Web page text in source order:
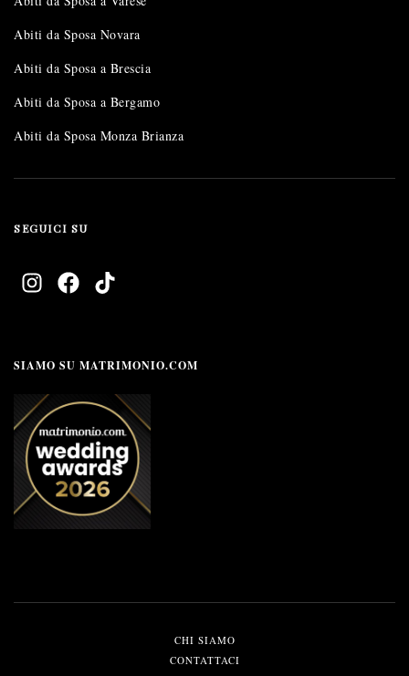
Abiti da Sposa Novara
Abiti da Sposa a Brescia
Abiti da Sposa a Bergamo
Abiti da Sposa Monza Brianza
SEGUICI SU
SIAMO SU MATRIMONIO.COM
CHI SIAMO
CONTATTACI